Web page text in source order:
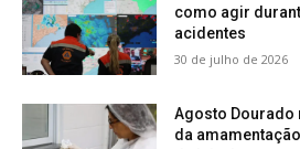
como agir
acidentes
30 de julho de 2026
Agosto
da